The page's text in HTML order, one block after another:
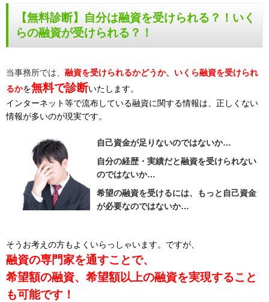
【無料診断】自分は融資を受けられる？！いく
らの融資が受けられる？！
当事務所では、 融資を受けられるかどうか、いくら融資を受けられ
るかを無料で診断いたします。
インターネット等で流布している融資に関する情報は、正しくない
情報が多いのが現実です。
自己資金が足りないのではないか…
自分の経歴・実績だと融資を受けられない
のではないか…
希望の融資を受けるには、もっと自己資金
が必要なのではないか…
そうお考えの方もよくいらっしゃいます。ですが、
融資の専門家を通すことで、
希望額の融資、希望額以上の融資を実現すること
も可能です！